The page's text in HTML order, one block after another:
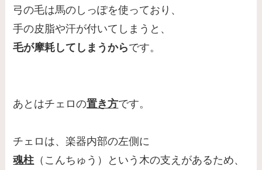
弓の毛は馬のしっぽを使っており、
手の皮脂や汗が付いてしまうと、
毛が摩耗してしまうからです。
あとはチェロの置き方です。
チェロは、楽器内部の左側に
魂柱 （こんちゅう）という木の支えがあるため、